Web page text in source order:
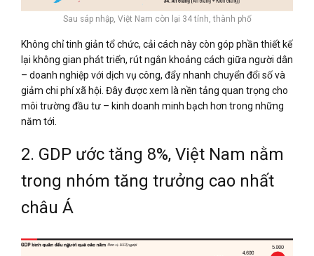
Sau sáp nhập, Việt Nam còn lại 34 tỉnh, thành phố
Không chỉ tinh giản tổ chức, cải cách này còn góp phần thiết kế
lại không gian phát triển, rút ngắn khoảng cách giữa người dân
– doanh nghiệp với dịch vụ công, đẩy nhanh chuyển đổi số và
giảm chi phí xã hội. Đây được xem là nền tảng quan trọng cho
môi trường đầu tư – kinh doanh minh bạch hơn trong những
năm tới.
2. GDP ước tăng 8%, Việt Nam nằm
trong nhóm tăng trưởng cao nhất
châu Á